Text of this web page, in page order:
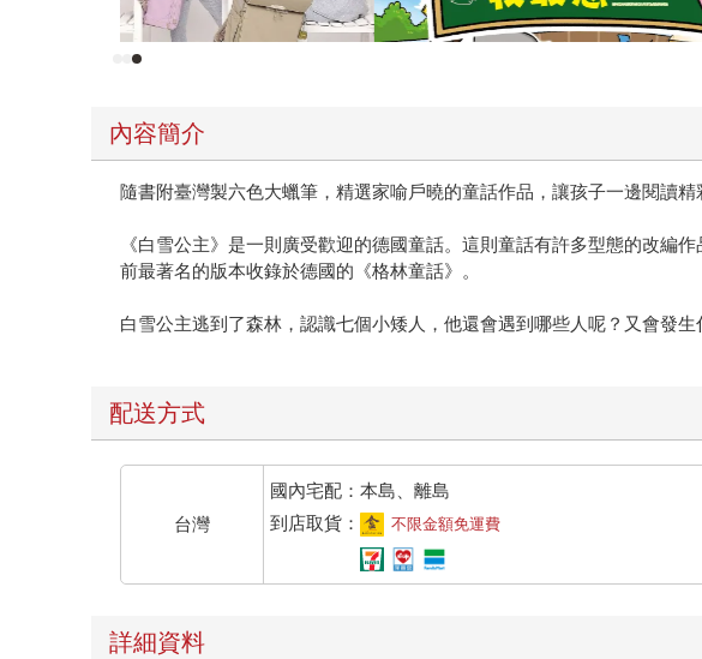
內容簡介
隨書附臺灣製六色大蠟筆，精選家喻戶曉的童話作品，讓孩子一邊閱讀精
《白雪公主》是一則廣受歡迎的德國童話。這則童話有許多型態的改編
前最著名的版本收錄於德國的《格林童話》。
白雪公主逃到了森林，認識七個小矮人，他還會遇到哪些人呢？又會發
配送方式
台灣
國內宅配：本島、離島
到店取貨：
不限金額免運費
詳細資料